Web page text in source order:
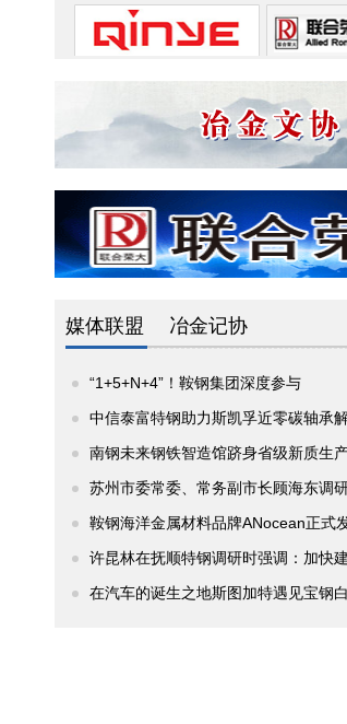
媒体联盟 冶金记协
“1+5+N+4”！鞍钢集团深度参与
中信泰富特钢助力斯凯孚近零碳轴承
南钢未来钢铁智造馆跻身省级新质生
苏州市委常委、常务副市长顾海东调
鞍钢海洋金属材料品牌ANocean正式
许昆林在抚顺特钢调研时强调：加快建设全
在汽车的诞生之地斯图加特遇见宝钢